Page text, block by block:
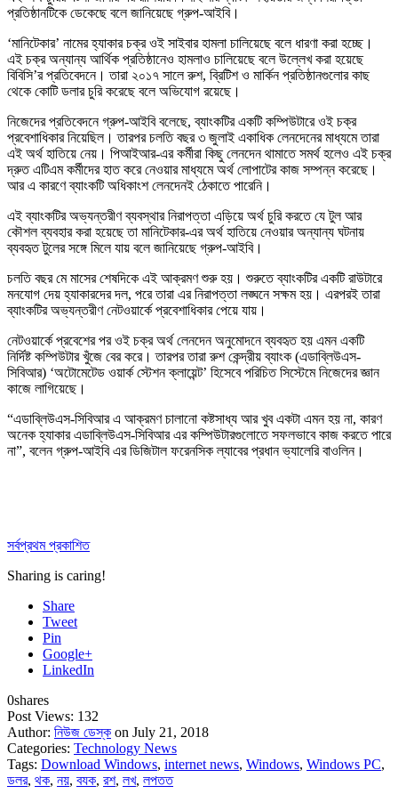
প্রতিষ্ঠানটিকে ডেকেছে বলে জানিয়েছে গ্রুপ-আইবি।
‘মানিটেকার’ নামের হ্যাকার চক্র ওই সাইবার হামলা চালিয়েছে বলে ধারণা করা হচ্ছে।
এই চক্র অন্যান্য আর্থিক প্রতিষ্ঠানেও হামলাও চালিয়েছে বলে উল্লেখ করা হয়েছে
বিবিসি’র প্রতিবেদনে। তারা ২০১৭ সালে রুশ, ব্রিটিশ ও মার্কিন প্রতিষ্ঠানগুলোর কাছ
থেকে কোটি ডলার চুরি করেছে বলে অভিযোগ রয়েছে।
নিজেদের প্রতিবেদনে গ্রুপ-আইবি বলেছে, ব্যাংকটির একটি কম্পিউটারে ওই চক্র
প্রবেশাধিকার নিয়েছিল। তারপর চলতি বছর ৩ জুলাই একাধিক লেনদেনের মাধ্যমে তারা
এই অর্থ হাতিয়ে নেয়। পিআইআর-এর কর্মীরা কিছু লেনদেন থামাতে সমর্থ হলেও এই চক্র
দ্রুত এটিএম কর্মীদের হাত করে নেওয়ার মাধ্যমে অর্থ লোপাটের কাজ সম্পন্ন করেছে।
আর এ কারণে ব্যাংকটি অধিকাংশ লেনদেনই ঠেকাতে পারেনি।
এই ব্যাংকটির অভ্যন্তরীণ ব্যবস্থার নিরাপত্তা এড়িয়ে অর্থ চুরি করতে যে টুল আর
কৌশল ব্যবহার করা হয়েছে তা মানিটেকার-এর অর্থ হাতিয়ে নেওয়ার অন্যান্য ঘটনায়
ব্যবহৃত টুলের সঙ্গে মিলে যায় বলে জানিয়েছে গ্রুপ-আইবি।
চলতি বছর মে মাসের শেষদিকে এই আক্রমণ শুরু হয়। শুরুতে ব্যাংকটির একটি রাউটারে
মনযোগ দেয় হ্যাকারদের দল, পরে তারা এর নিরাপত্তা লঙ্ঘনে সক্ষম হয়। এরপরই তারা
ব্যাংকটির অভ্যন্তরীণ নেটওয়ার্কে প্রবেশাধিকার পেয়ে যায়।
নেটওয়ার্কে প্রবেশের পর ওই চক্র অর্থ লেনদেন অনুমোদনে ব্যবহৃত হয় এমন একটি
নির্দিষ্ট কম্পিউটার খুঁজে বের করে। তারপর তারা রুশ কেন্দ্রীয় ব্যাংক (এডাব্লিউএস-
সিবিআর) ‘অটোমেটেড ওয়ার্ক স্টেশন ক্লায়েন্ট’ হিসেবে পরিচিত সিস্টেমে নিজেদের জ্ঞান
কাজে লাগিয়েছে।
“এডাব্লিউএস-সিবিআর এ আক্রমণ চালানো কষ্টসাধ্য আর খুব একটা এমন হয় না, কারণ
অনেক হ্যাকার এডাব্লিউএস-সিবিআর এর কম্পিউটারগুলোতে সফলভাবে কাজ করতে পারে
না”, বলেন গ্রুপ-আইবি এর ডিজিটাল ফরেনসিক ল্যাবের প্রধান ভ্যালেরি বাওলিন।
সর্বপ্রথম প্রকাশিত
Sharing is caring!
Share
Tweet
Pin
Google+
LinkedIn
0shares
Post Views: 132
Author: নিউজ ডেস্ক on July 21, 2018
Categories: Technology News
Tags: Download Windows, internet news, Windows, Windows PC,
ডলর, থক, নয়, বযক, রশ, লখ, লপতত